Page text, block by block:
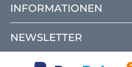
INFORMATIONEN
NEWSLETTER